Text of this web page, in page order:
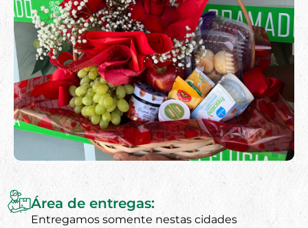
Área de entregas:
Entregamos somente nestas cidades